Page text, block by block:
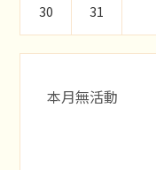
30 31
本月無活動